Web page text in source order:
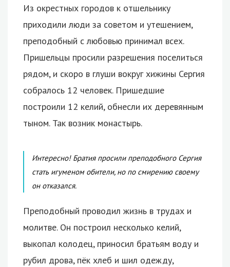
Из окрестных городов к отшельнику
приходили люди за советом и утешением,
преподобный с любовью принимал всех.
Пришельцы просили разрешения поселиться
рядом, и скоро в глуши вокруг хижины Сергия
собралось 12 человек. Пришедшие
построили 12 келий, обнесли их деревянным
тыном. Так возник монастырь.
Интересно! Братия просили преподобного Сергия
стать игуменом обители, но по смирению своему
он отказался.
Преподобный проводил жизнь в трудах и
молитве. Он построил несколько келий,
выкопал колодец, приносил братьям воду и
рубил дрова, пёк хлеб и шил одежду,